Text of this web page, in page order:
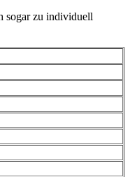
sogar zu individuell